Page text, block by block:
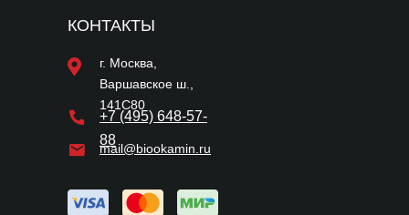
КОНТАКТЫ
+7 (495) 648-57-
88
г. Москва,
Варшавское ш.,
141С80
mail@biookamin.ru